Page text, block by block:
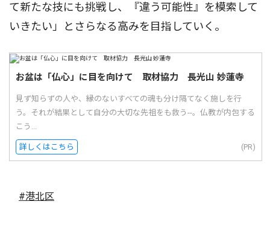
て新たな技にも挑戦し、『違う可能性』を模索して
いきたい」とさらなる高みを目指していく。
お盆は「仏心」に目を向けて 取材協力 長光山 妙蓮寺
見ず知らずの人や、縁のないすべての魂も分け隔てなく施しを行
う。それが結果として自分の大切な先祖をも救う--。仏教が内包する
こう...
詳しくはこちら (PR)
#港北区